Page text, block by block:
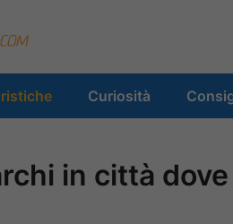
Curiosità
in città